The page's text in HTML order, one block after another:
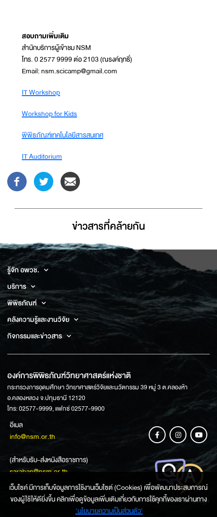
สอบถามเพิ่มเติม
สำนักบริการผู้เข้าชม NSM
โทร. 0 2577 9999 ต่อ 2103 (ณรงค์ฤทธิ์)
Email: nsm.scicamp@gmail.com
IT Workshop
Workshop for Kids
พิพิธภัณฑ์เทคโนโลยีสารสนเทศ
IT Auditorium
ข่าวสารที่่คล้ายกัน
รู้จัก อพวช.
บริการ
พิพิธภัณฑ์
คลังความรู้และงานวิจัย
กิจกรรมและข่าวสาร
องค์การพิพิธภัณฑ์วิทยาศาสตร์แห่งชาติ
กระทรวงการอุดมศึกษา วิทยาศาสตร์วิจัยและนวัตกรรม 39 หมู่ 3 ต.คลองห้า
อ.คลองหลวง จ.ปทุมธานี 12120
โทร: 02577-9999, แฟกซ์ 02577-9900
อีเมล
info@nsm.or.th
(สำหรับรับ-ส่งหนังสือราชการ)
saraban@nsm.or.th
ช่องทางการสอบถามข้อมูล
เว็บไซค์ มีการเก็บข้อมูลการใช้งานเว็บไซต์ (Cookies) เพื่อพัฒนาประสบการณ์
ของผู้ใช้ให้ดียิ่งขึ้น คลิกเพื่อดูข้อมูลเพิ่มเติมเกี่ยวกับการใช้คุกกี้ของเราผ่านทาง
‘นโยบายความเป็นส่วนตัว'